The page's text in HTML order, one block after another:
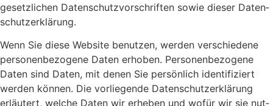
gesetz­li­chen Daten­schutz­vor­schrif­ten sowie die­ser Daten­
schutz­er­klä­rung.
Wenn Sie die­se Web­site benut­zen, wer­den ver­schie­de­ne
per­so­nen­be­zo­ge­ne Daten erho­ben. Per­so­nen­be­zo­ge­ne
Daten sind Daten, mit denen Sie per­sön­lich iden­ti­fi­ziert
wer­den kön­nen. Die vor­lie­gen­de Daten­schutz­er­klä­rung
erläu­tert, wel­che Daten wir erhe­ben und wofür wir sie nut­